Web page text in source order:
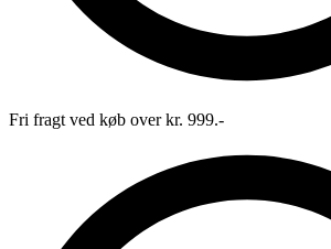
Fri fragt ved køb over kr. 999.-